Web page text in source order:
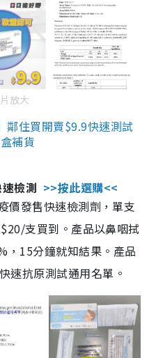
放大
鄰住買開賣$9.9快速測試
補貨
檢測 >>按此選購<<
價發售快速檢測劑，單支
支買到。產品以鼻咽拭
，15分鐘就知結果。產品
速抗原測試通用名單。